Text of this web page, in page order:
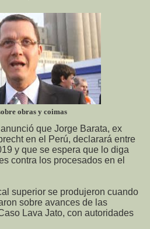
obras y coimas
que Jorge Barata, ex
en el Perú, declarará entre
y que se espera que lo diga
contra los procesados en el
superior se produjeron cuando
sobre avances de las
Lava Jato, con autoridades